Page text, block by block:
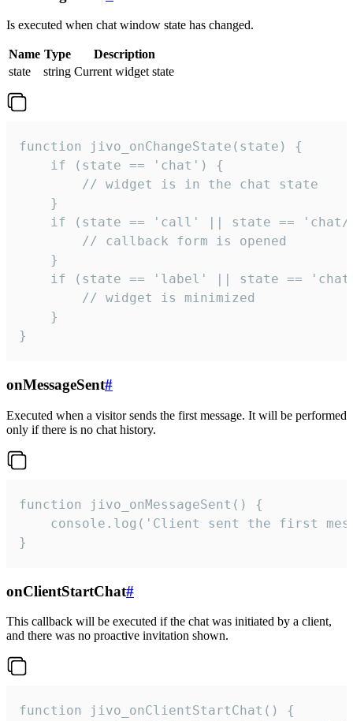
Is executed when chat window state has changed.
Name Type
Description
state
string Current widget state
function jivo_onChangeState(state) {
    if (state == 'chat') {
        // widget is in the chat state
    }
if (state == 'call' || state ==
        // callback form is opened
    }
if (state == 'label' || state ==
        // widget is minimized
    }
}
onMessageSent#
Executed when a visitor sends the first message. It will be performed
only if there is no chat history.
function jivo_onMessageSent() {
console.log('Client sent the first
}
onClientStartChat#
This callback will be executed if the chat was initiated by a client,
and there was no proactive invitation shown.
function jivo_onClientStartChat() {